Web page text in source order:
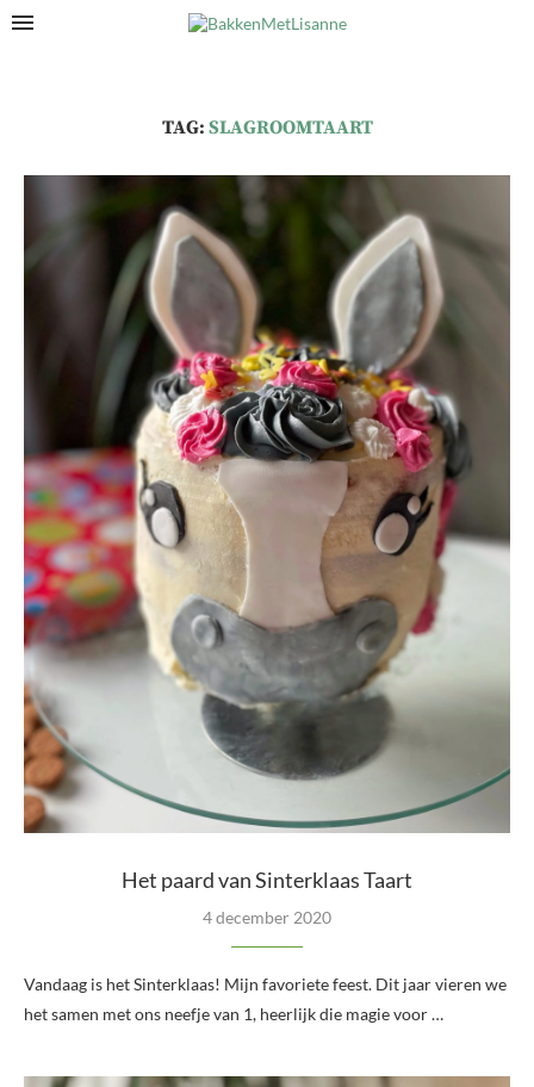
TAG: SLAGROOMTAART
Het paard van Sinterklaas Taart
4 december 2020
Vandaag is het Sinterklaas! Mijn favoriete feest. Dit jaar vieren we
het samen met ons neefje van 1, heerlijk die magie voor …